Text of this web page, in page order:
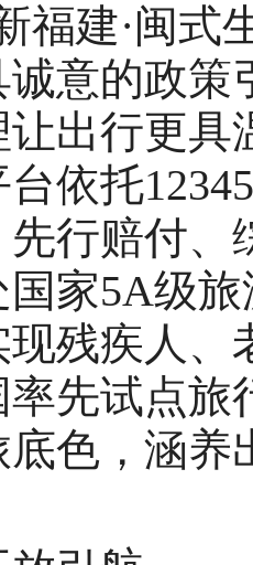
福建·闽式
意的政策
出行更具
依托
行赔付、
国家5A级
现残疾人
先试点旅
色，涵养